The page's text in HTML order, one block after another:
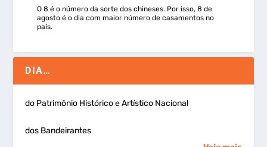
O 8 é o número da sorte dos chineses. Por isso, 8 de
agosto é o dia com maior número de casamentos no
país.
DIA…
do Patrimônio Histórico e Artístico Nacional
dos Bandeirantes